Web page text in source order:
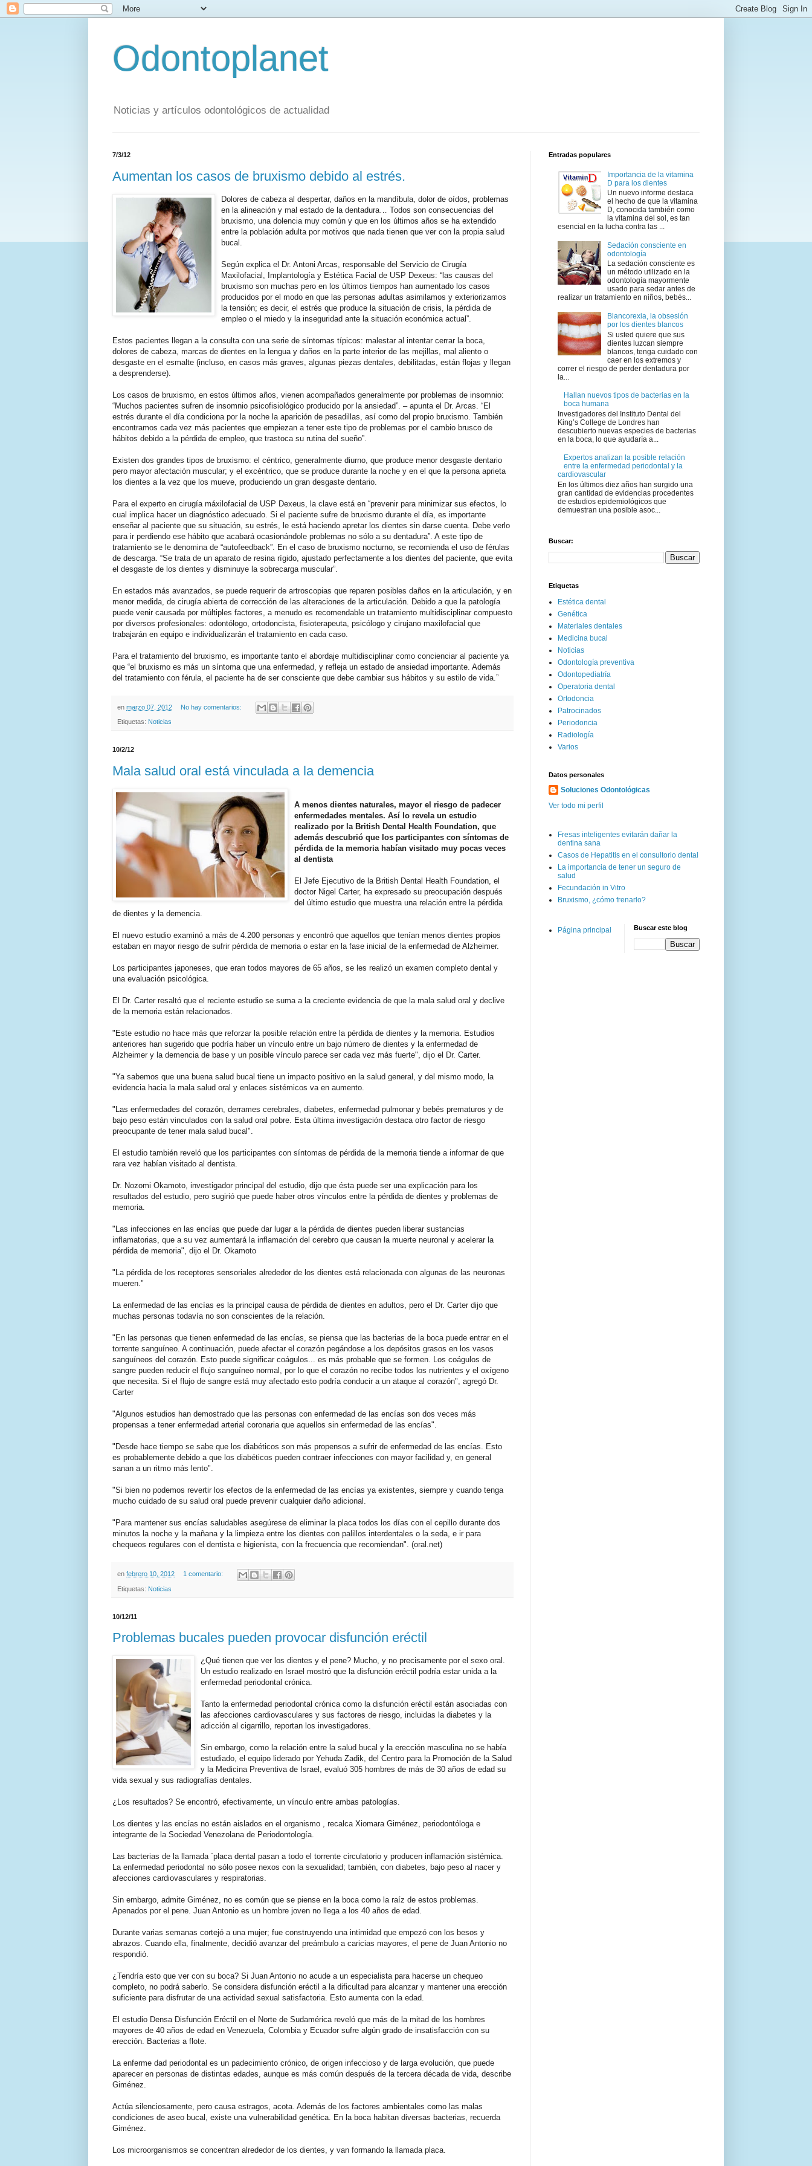
Odontoplanet
Noticias y artículos odontológicos de actualidad
7/3/12
Aumentan los casos de bruxismo debido al estrés.
Dolores de cabeza al despertar, daños en la mandíbula, dolor de oídos, problemas
en la alineación y mal estado de la dentadura… Todos son consecuencias del
bruxismo, una dolencia muy común y que en los últimos años se ha extendido
entre la población adulta por motivos que nada tienen que ver con la propia salud
bucal.
Según explica el Dr. Antoni Arcas, responsable del Servicio de Cirugía
Maxilofacial, Implantología y Estética Facial de USP Dexeus: “las causas del
bruxismo son muchas pero en los últimos tiempos han aumentado los casos
producidos por el modo en que las personas adultas asimilamos y exteriorizamos
la tensión; es decir, el estrés que produce la situación de crisis, la pérdida de
empleo o el miedo y la inseguridad ante la situación económica actual”.
Estos pacientes llegan a la consulta con una serie de síntomas típicos: malestar al intentar cerrar la boca,
dolores de cabeza, marcas de dientes en la lengua y daños en la parte interior de las mejillas, mal aliento o
desgaste en el esmalte (incluso, en casos más graves, algunas piezas dentales, debilitadas, están flojas y llegan
a desprenderse).
Los casos de bruxismo, en estos últimos años, vienen acompañados generalmente por problemas de insomnio:
“Muchos pacientes sufren de insomnio psicofisiológico producido por la ansiedad”. – apunta el Dr. Arcas. “El
estrés durante el día condiciona por la noche la aparición de pesadillas, así como del propio bruxismo. También
encontramos cada vez más pacientes que empiezan a tener este tipo de problemas por el cambio brusco de
hábitos debido a la pérdida de empleo, que trastoca su rutina del sueño”.
Existen dos grandes tipos de bruxismo: el céntrico, generalmente diurno, que produce menor desgaste dentario
pero mayor afectación muscular; y el excéntrico, que se produce durante la noche y en el que la persona aprieta
los dientes a la vez que los mueve, produciendo un gran desgaste dentario.
Para el experto en cirugía máxilofacial de USP Dexeus, la clave está en “prevenir para minimizar sus efectos, lo
cual implica hacer un diagnóstico adecuado. Si el paciente sufre de bruxismo durante el día, es importante
enseñar al paciente que su situación, su estrés, le está haciendo apretar los dientes sin darse cuenta. Debe verlo
para ir perdiendo ese hábito que acabará ocasionándole problemas no sólo a su dentadura”. A este tipo de
tratamiento se le denomina de “autofeedback”. En el caso de bruxismo nocturno, se recomienda el uso de férulas
de descarga. “Se trata de un aparato de resina rígido, ajustado perfectamente a los dientes del paciente, que evita
el desgaste de los dientes y disminuye la sobrecarga muscular”.
En estados más avanzados, se puede requerir de artroscopias que reparen posibles daños en la articulación, y en
menor medida, de cirugía abierta de corrección de las alteraciones de la articulación. Debido a que la patología
puede venir causada por múltiples factores, a menudo es recomendable un tratamiento multidisciplinar compuesto
por diversos profesionales: odontólogo, ortodoncista, fisioterapeuta, psicólogo y cirujano maxilofacial que
trabajarán en equipo e individualizarán el tratamiento en cada caso.
Para el tratamiento del bruxismo, es importante tanto el abordaje multidisciplinar como concienciar al paciente ya
que “el bruxismo es más un síntoma que una enfermedad, y refleja un estado de ansiedad importante. Además
del tratamiento con férula, el paciente ha de ser consciente que debe cambiar sus hábitos y su estilo de vida.”
en marzo 07, 2012 No hay comentarios:
Etiquetas: Noticias
10/2/12
Mala salud oral está vinculada a la demencia
A menos dientes naturales, mayor el riesgo de padecer
enfermedades mentales. Así lo revela un estudio
realizado por la British Dental Health Foundation, que
además descubrió que los participantes con síntomas de
pérdida de la memoria habían visitado muy pocas veces
al dentista
El Jefe Ejecutivo de la British Dental Health Foundation, el
doctor Nigel Carter, ha expresado su preocupación después
del último estudio que muestra una relación entre la pérdida
de dientes y la demencia.
El nuevo estudio examinó a más de 4.200 personas y encontró que aquellos que tenían menos dientes propios
estaban en mayor riesgo de sufrir pérdida de memoria o estar en la fase inicial de la enfermedad de Alzheimer.
Los participantes japoneses, que eran todos mayores de 65 años, se les realizó un examen completo dental y
una evaluación psicológica.
El Dr. Carter resaltó que el reciente estudio se suma a la creciente evidencia de que la mala salud oral y declive
de la memoria están relacionados.
"Este estudio no hace más que reforzar la posible relación entre la pérdida de dientes y la memoria. Estudios
anteriores han sugerido que podría haber un vínculo entre un bajo número de dientes y la enfermedad de
Alzheimer y la demencia de base y un posible vínculo parece ser cada vez más fuerte", dijo el Dr. Carter.
"Ya sabemos que una buena salud bucal tiene un impacto positivo en la salud general, y del mismo modo, la
evidencia hacia la mala salud oral y enlaces sistémicos va en aumento.
"Las enfermedades del corazón, derrames cerebrales, diabetes, enfermedad pulmonar y bebés prematuros y de
bajo peso están vinculados con la salud oral pobre. Esta última investigación destaca otro factor de riesgo
preocupante de tener mala salud bucal".
El estudio también reveló que los participantes con síntomas de pérdida de la memoria tiende a informar de que
rara vez habían visitado al dentista.
Dr. Nozomi Okamoto, investigador principal del estudio, dijo que ésta puede ser una explicación para los
resultados del estudio, pero sugirió que puede haber otros vínculos entre la pérdida de dientes y problemas de
memoria.
"Las infecciones en las encías que puede dar lugar a la pérdida de dientes pueden liberar sustancias
inflamatorias, que a su vez aumentará la inflamación del cerebro que causan la muerte neuronal y acelerar la
pérdida de memoria", dijo el Dr. Okamoto
"La pérdida de los receptores sensoriales alrededor de los dientes está relacionada con algunas de las neuronas
mueren."
La enfermedad de las encías es la principal causa de pérdida de dientes en adultos, pero el Dr. Carter dijo que
muchas personas todavía no son conscientes de la relación.
"En las personas que tienen enfermedad de las encías, se piensa que las bacterias de la boca puede entrar en el
torrente sanguíneo. A continuación, puede afectar el corazón pegándose a los depósitos grasos en los vasos
sanguíneos del corazón. Esto puede significar coágulos... es más probable que se formen. Los coágulos de
sangre pueden reducir el flujo sanguíneo normal, por lo que el corazón no recibe todos los nutrientes y el oxígeno
que necesita. Si el flujo de sangre está muy afectado esto podría conducir a un ataque al corazón", agregó Dr.
Carter
"Algunos estudios han demostrado que las personas con enfermedad de las encías son dos veces más
propensas a tener enfermedad arterial coronaria que aquellos sin enfermedad de las encías".
"Desde hace tiempo se sabe que los diabéticos son más propensos a sufrir de enfermedad de las encías. Esto
es probablemente debido a que los diabéticos pueden contraer infecciones con mayor facilidad y, en general
sanan a un ritmo más lento".
"Si bien no podemos revertir los efectos de la enfermedad de las encías ya existentes, siempre y cuando tenga
mucho cuidado de su salud oral puede prevenir cualquier daño adicional.
"Para mantener sus encías saludables asegúrese de eliminar la placa todos los días con el cepillo durante dos
minutos la noche y la mañana y la limpieza entre los dientes con palillos interdentales o la seda, e ir para
chequeos regulares con el dentista e higienista, con la frecuencia que recomiendan". (oral.net)
en febrero 10, 2012 1 comentario:
Etiquetas: Noticias
10/12/11
Problemas bucales pueden provocar disfunción eréctil
¿Qué tienen que ver los dientes y el pene? Mucho, y no precisamente por el sexo oral.
Un estudio realizado en Israel mostró que la disfunción eréctil podría estar unida a la
enfermedad periodontal crónica.
Tanto la enfermedad periodontal crónica como la disfunción eréctil están asociadas con
las afecciones cardiovasculares y sus factores de riesgo, incluidas la diabetes y la
adicción al cigarrillo, reportan los investigadores.
Sin embargo, como la relación entre la salud bucal y la erección masculina no se había
estudiado, el equipo liderado por Yehuda Zadik, del Centro para la Promoción de la Salud
y la Medicina Preventiva de Israel, evaluó 305 hombres de más de 30 años de edad su
vida sexual y sus radiografías dentales.
¿Los resultados? Se encontró, efectivamente, un vínculo entre ambas patologías.
Los dientes y las encías no están aislados en el organismo , recalca Xiomara Giménez, periodontóloga e
integrante de la Sociedad Venezolana de Periodontología.
Las bacterias de la llamada `placa dental pasan a todo el torrente circulatorio y producen inflamación sistémica.
La enfermedad periodontal no sólo posee nexos con la sexualidad; también, con diabetes, bajo peso al nacer y
afecciones cardiovasculares y respiratorias.
Sin embargo, admite Giménez, no es común que se piense en la boca como la raíz de estos problemas.
Apenados por el pene. Juan Antonio es un hombre joven no llega a los 40 años de edad.
Durante varias semanas cortejó a una mujer; fue construyendo una intimidad que empezó con los besos y
abrazos. Cuando ella, finalmente, decidió avanzar del preámbulo a caricias mayores, el pene de Juan Antonio no
respondió.
¿Tendría esto que ver con su boca? Si Juan Antonio no acude a un especialista para hacerse un chequeo
completo, no podrá saberlo. Se considera disfunción eréctil a la dificultad para alcanzar y mantener una erección
suficiente para disfrutar de una actividad sexual satisfactoria. Esto aumenta con la edad.
El estudio Densa Disfunción Eréctil en el Norte de Sudamérica reveló que más de la mitad de los hombres
mayores de 40 años de edad en Venezuela, Colombia y Ecuador sufre algún grado de insatisfacción con su
erección. Bacterias a flote.
La enferme dad periodontal es un padecimiento crónico, de origen infeccioso y de larga evolución, que puede
aparecer en personas de distintas edades, aunque es más común después de la tercera década de vida, describe
Giménez.
Actúa silenciosamente, pero causa estragos, acota. Además de los factores ambientales como las malas
condiciones de aseo bucal, existe una vulnerabilidad genética. En la boca habitan diversas bacterias, recuerda
Giménez.
Los microorganismos se concentran alrededor de los dientes, y van formando la llamada placa.
Entradas populares
Importancia de la vitamina
D para los dientes
Un nuevo informe destaca
el hecho de que la vitamina
D, conocida también como
la vitamina del sol, es tan
esencial en la lucha contra las ...
Sedación consciente en
odontología
La sedación consciente es
un método utilizado en la
odontología mayormente
usado para sedar antes de
realizar un tratamiento en niños, bebés...
Blancorexia, la obsesión
por los dientes blancos
Si usted quiere que sus
dientes luzcan siempre
blancos, tenga cuidado con
caer en los extremos y
correr el riesgo de perder dentadura por
la...
Hallan nuevos tipos de bacterias en la
boca humana
Investigadores del Instituto Dental del
King’s College de Londres han
descubierto nuevas especies de bacterias
en la boca, lo que ayudaría a...
Expertos analizan la posible relación
entre la enfermedad periodontal y la
cardiovascular
En los últimos diez años han surgido una
gran cantidad de evidencias procedentes
de estudios epidemiológicos que
demuestran una posible asoc...
Buscar:
Etiquetas
Estética dental
Genética
Materiales dentales
Medicina bucal
Noticias
Odontología preventiva
Odontopediatría
Operatoria dental
Ortodoncia
Patrocinados
Periodoncia
Radiología
Varios
Datos personales
Soluciones Odontológicas
Ver todo mi perfil
Fresas inteligentes evitarán dañar la
dentina sana
Casos de Hepatitis en el consultorio dental
La importancia de tener un seguro de
salud
Fecundación in Vitro
Bruxismo, ¿cómo frenarlo?
Página principal Buscar este blog